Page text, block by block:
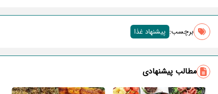
برچسب‌: پیشنهاد غذا
مطالب پیشنهادی